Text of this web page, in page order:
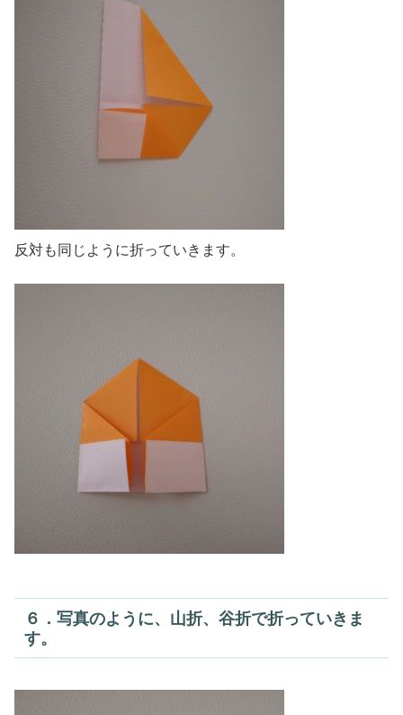
反対も同じように折っていきます。
６．写真のように、山折、谷折で折っていきま
す。